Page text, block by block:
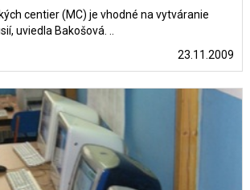
centier (MC) je vhodné na vytváranie
uviedla Bakošová. ..
23.11.2009